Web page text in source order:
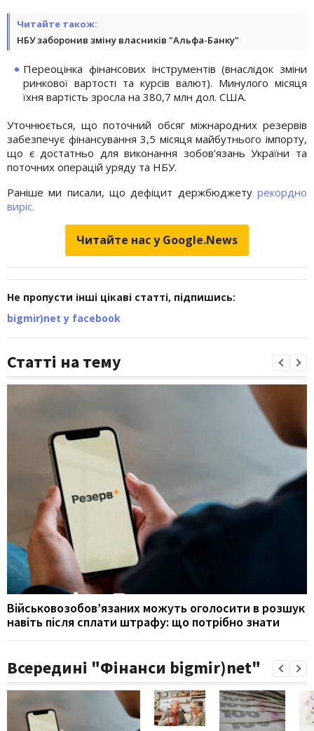
Читайте також:
НБУ заборонив зміну власників "Альфа-Банку"
Переоцінка фінансових інструментів (внаслідок зміни
ринкової вартості та курсів валют). Минулого місяця
їхня вартість зросла на 380,7 млн дол. США.
Уточнюється, що поточний обсяг міжнародних резервів
забезпечує фінансування 3,5 місяця майбутнього імпорту,
що є достатньо для виконання зобов'язань України та
поточних операцій уряду та НБУ.
Раніше ми писали, що дефіцит держбюджету рекордно
виріс.
Читайте нас у Google.News
Не пропусти інші цікаві статті, підпишись:
bigmir)net у facebook
Статті на тему
Військовозобов’язаних можуть оголосити в розшук
навіть після сплати штрафу: що потрібно знати
Всередині "Фінанси bigmir)net"